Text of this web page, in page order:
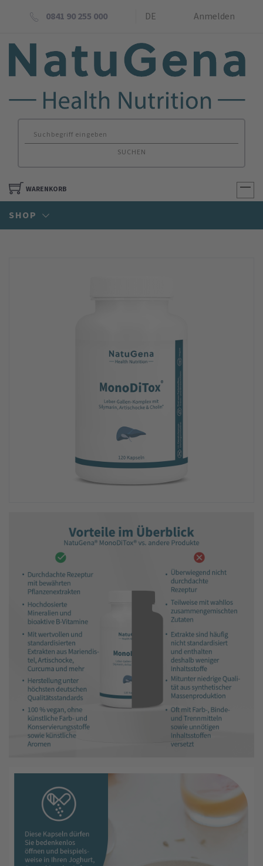
0841 90 255 000 DE Anmelden
SUCHEN
WARENKORB
SHOP